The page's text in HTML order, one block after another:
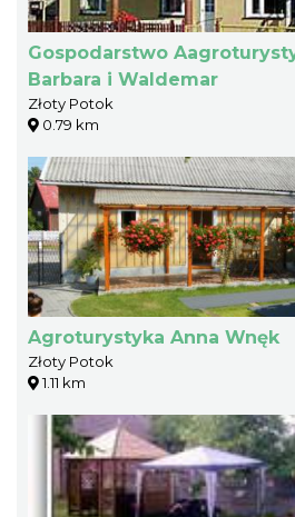
Gospodarstwo
Barbara i Waldemar
Złoty Potok
0.79 km
Agroturystyka Anna Wnęk
Złoty Potok
1.11 km